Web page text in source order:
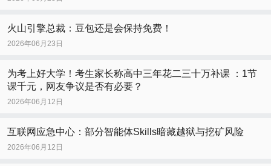
火山引擎总裁：豆包还是会保持免费！
2026年06月23日
为考上好大学！考生家长称高中三年花二三十万补课 ：1节
课千元，网友争议是否有必要？
2026年06月12日
互联网应急中心：部分智能体Skills暗藏越狱与挖矿风险
2026年06月12日